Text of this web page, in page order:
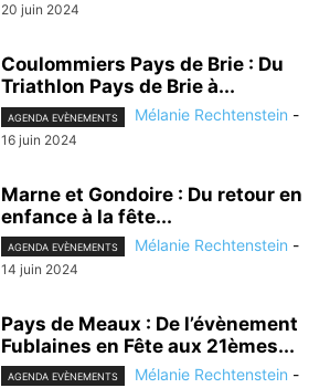
20 juin 2024
Coulommiers Pays de Brie : Du
Triathlon Pays de Brie à...
AGENDA EVÈNEMENTS Mélanie Rechtenstein -
16 juin 2024
Marne et Gondoire : Du retour en
enfance à la fête...
AGENDA EVÈNEMENTS Mélanie Rechtenstein -
14 juin 2024
Pays de Meaux : De l’évènement
Fublaines en Fête aux 21èmes...
AGENDA EVÈNEMENTS Mélanie Rechtenstein -